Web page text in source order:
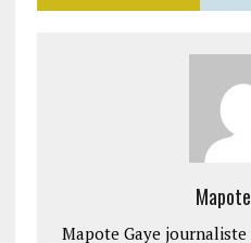
Mapote Gaye